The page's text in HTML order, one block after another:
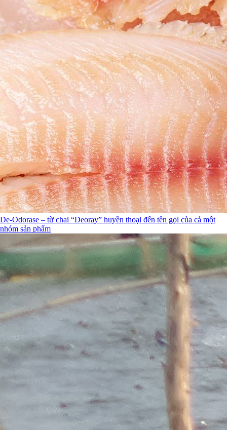
De-Odorase – từ chai “Deoray” huyền thoại đến tên gọi của cả một
nhóm sản phẩm